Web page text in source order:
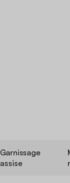
Garnissage
assise